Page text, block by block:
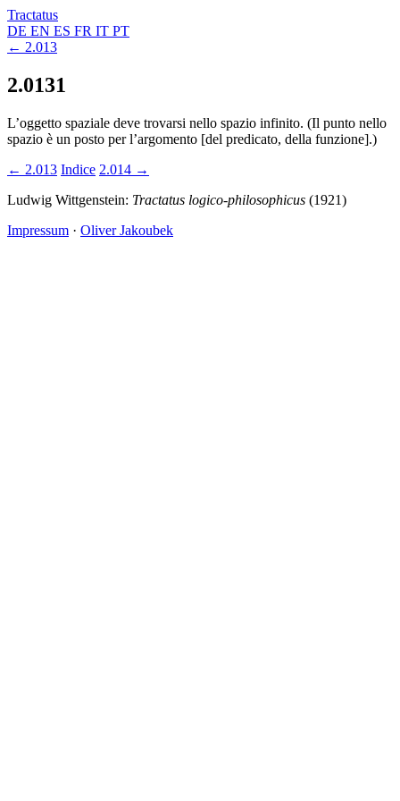
Tractatus
DE EN ES FR IT PT
← 2.013
2.0131
L’oggetto spaziale deve trovarsi nello spazio infinito. (Il punto nello
spazio è un posto per l’argomento [del predicato, della funzione].)
← 2.013 Indice 2.014 →
Ludwig Wittgenstein: Tractatus logico-philosophicus (1921)
Impressum · Oliver Jakoubek